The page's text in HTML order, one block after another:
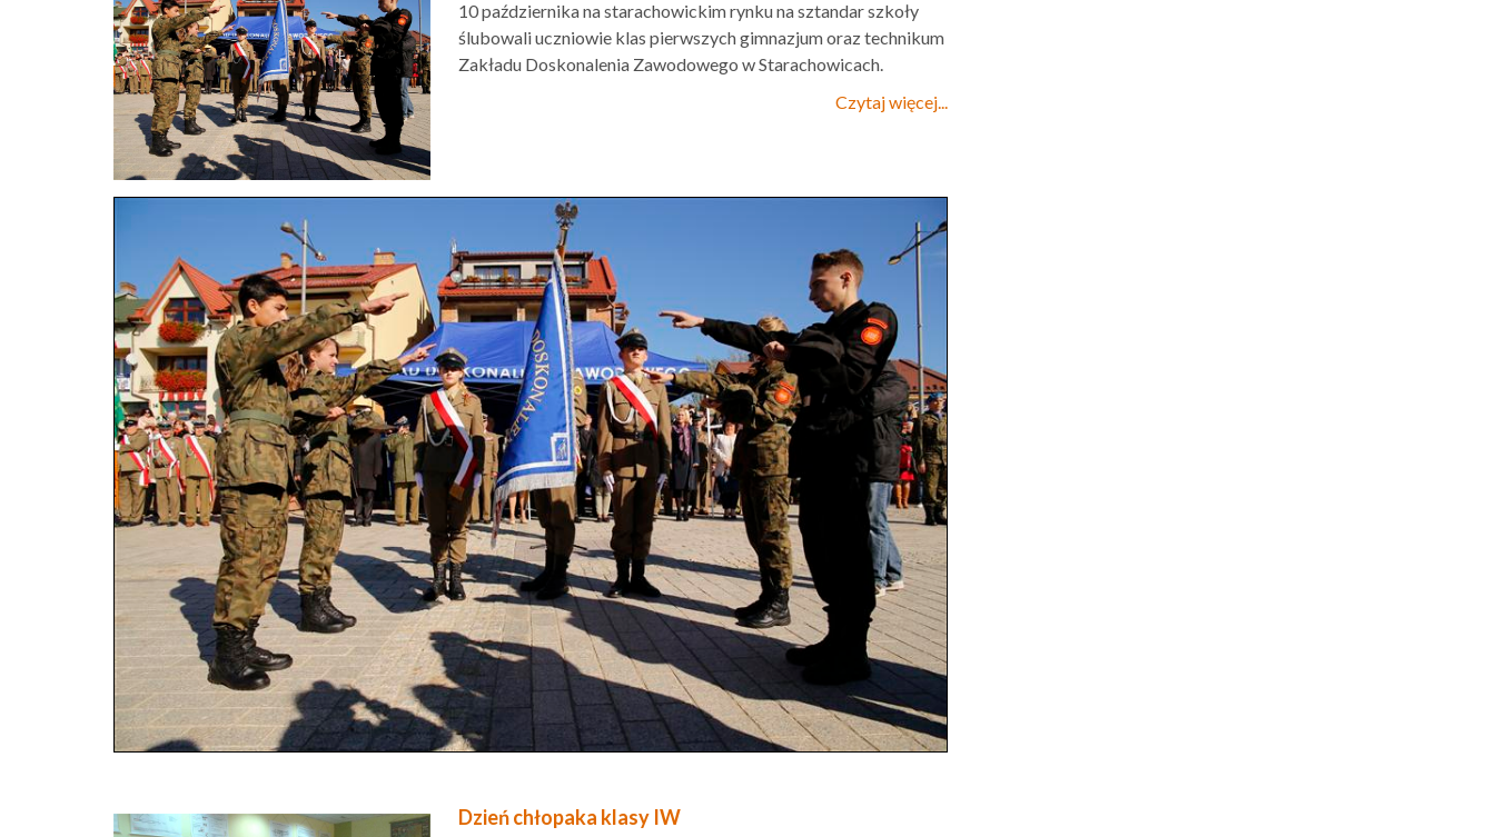
10 października na starachowickim rynku na sztandar szkoły
ślubowali uczniowie klas pierwszych gimnazjum oraz technikum
Zakładu Doskonalenia Zawodowego w Starachowicach.
Czytaj więcej...
Dzień chłopaka klasy IW